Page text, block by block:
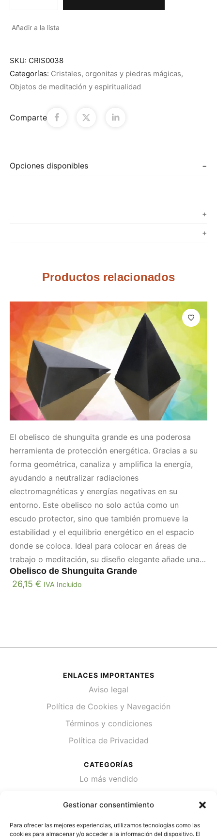
Gestionar consentimiento
Para ofrecer las mejores experiencias, utilizamos tecnologías como las
cookies para almacenar y/o acceder a la información del dispositivo. El
Añadir a la lista
SKU: CRIS0038
Categorías: Cristales, orgonitas y piedras mágicas,
Objetos de meditación y espiritualidad
Comparte
Opciones disponibles
Productos relacionados
El obelisco de shunguita grande es una poderosa
herramienta de protección energética. Gracias a su
forma geométrica, canaliza y amplifica la energía,
ayudando a neutralizar radiaciones
electromagnéticas y energías negativas en su
entorno. Este obelisco no solo actúa como un
escudo protector, sino que también promueve la
estabilidad y el equilibrio energético en el espacio
donde se coloca. Ideal para colocar en áreas de
trabajo o meditación, su diseño elegante añade una
presencia armonizadora en el hogar o la oficina.
Obelisco de Shunguita Grande
26,15 € IVA Incluido
ENLACES IMPORTANTES
Aviso legal
Política de Cookies y Navegación
Términos y condiciones
Política de Privacidad
CATEGORÍAS
Lo más vendido
Desinfección de agua